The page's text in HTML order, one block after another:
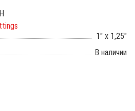
1" x 1,25"
В наличии